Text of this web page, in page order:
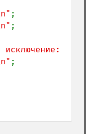
;
;
исключение:
;